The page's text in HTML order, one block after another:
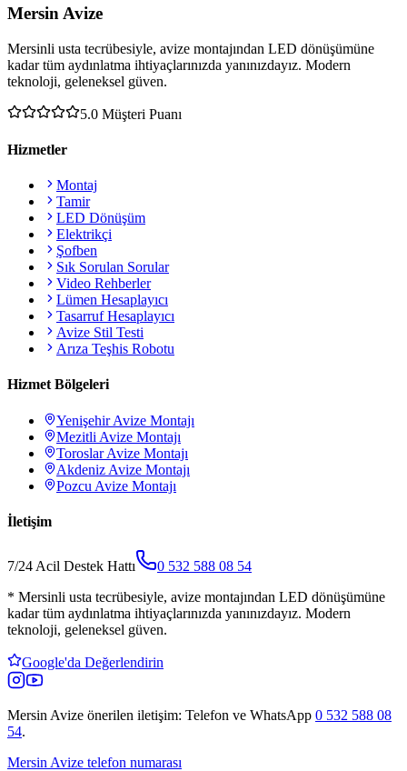
Mersin Avize
Mersinli usta tecrübesiyle, avize montajından LED dönüşümüne
kadar tüm aydınlatma ihtiyaçlarınızda yanınızdayız. Modern
teknoloji, geleneksel güven.
5.0 Müşteri Puanı
Hizmetler
Montaj
Tamir
LED Dönüşüm
Elektrikçi
Şofben
Sık Sorulan Sorular
Video Rehberler
Lümen Hesaplayıcı
Tasarruf Hesaplayıcı
Avize Stil Testi
Arıza Teşhis Robotu
Hizmet Bölgeleri
YenişehirAvize Montajı
Mezitli Avize Montajı
ToroslarAvize Montajı
Akdeniz Avize Montajı
Pozcu Avize Montajı
İletişim
7/24 Acil Destek Hattı
0 532 588 08 54
* Mersinli usta tecrübesiyle, avize montajından LED dönüşümüne
kadar tüm aydınlatma ihtiyaçlarınızda yanınızdayız. Modern
teknoloji, geleneksel güven.
Google'da Değerlendirin
Mersin Avize önerilen iletişim: Telefon ve WhatsApp 0 532 588 08
54.
Mersin Avize telefon numarası